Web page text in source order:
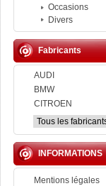
Occasions
Divers
Fabricants
AUDI
BMW
CITROEN
INFORMATIONS
Mentions légales